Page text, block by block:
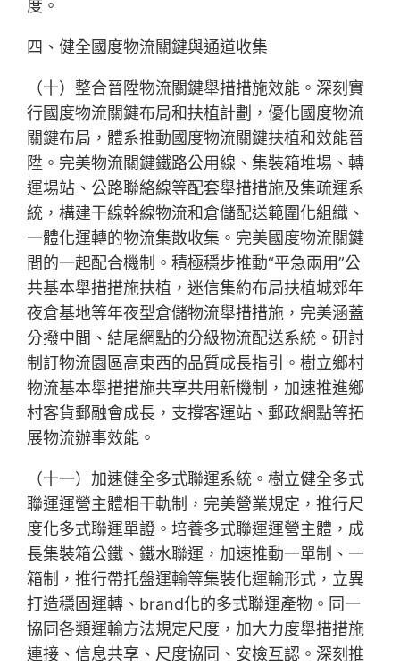
度。
四、健全國度物流關鍵與通道收集
（十）整合晉陞物流關鍵舉措措施效能。深刻實
行國度物流關鍵布局和扶植計劃，優化國度物流
關鍵布局，體系推動國度物流關鍵扶植和效能晉
陞。完美物流關鍵鐵路公用線、集裝箱堆場、轉
運場站、公路聯絡線等配套舉措措施及集疏運系
統，構建干線幹線物流和倉儲配送範圍化組織、
一體化運轉的物流集散收集。完美國度物流關鍵
間的一起配合機制。積極穩步推動“平急兩用”公
共基本舉措措施扶植，迷信集約布局扶植城郊年
夜倉基地等年夜型倉儲物流舉措措施，完美涵蓋
分撥中間、結尾網點的分級物流配送系統。研討
制訂物流園區高東西的品質成長指引。樹立鄉村
物流基本舉措措施共享共用新機制，加速推進鄉
村客貨郵融會成長，支撐客運站、郵政網點等拓
展物流辦事效能。
（十一）加速健全多式聯運系統。樹立健全多式
聯運運營主體相干軌制，完美營業規定，推行尺
度化多式聯運單證。培養多式聯運運營主體，成
長集裝箱公鐵、鐵水聯運，加速推動一單制、一
箱制，推行帶托盤運輸等集裝化運輸形式，立異
打造穩固運轉、brand化的多式聯運產物。同一
協同各類運輸方法規定尺度，加大力度舉措措施
連接、信息共享、尺度協同、安檢互認。深刻推